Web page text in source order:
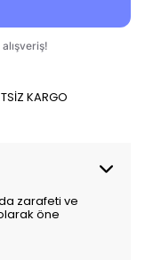
KARGO
zarafeti ve
öne